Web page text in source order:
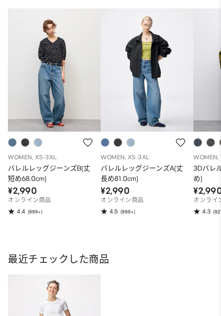
WOMEN, XS-3XL
バレルレッグジーンズB(丈
短め68.0cm)
¥2,990
オンライン商品
4.4 (999+)
WOMEN, XS-3XL
バレルレッグジーンズA(丈
長め81.0cm)
¥2,990
オンライン商品
4.5 (999+)
WOMEN,
3Dバレ
め)
オンライ
4.3
最近チェックした商品